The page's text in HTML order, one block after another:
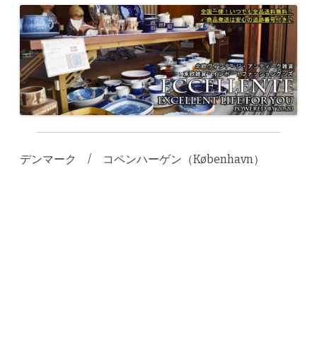
デンマーク / コペンハーゲン（København）